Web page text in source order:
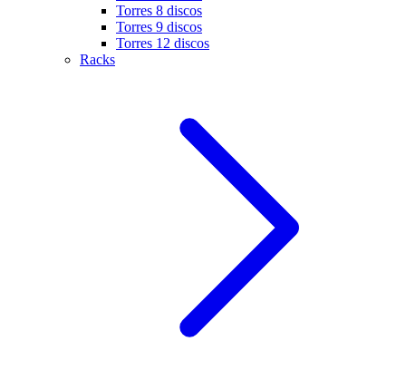
Torres 8 discos
Torres 9 discos
Torres 12 discos
Racks